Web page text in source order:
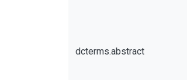
dcterms.abstract